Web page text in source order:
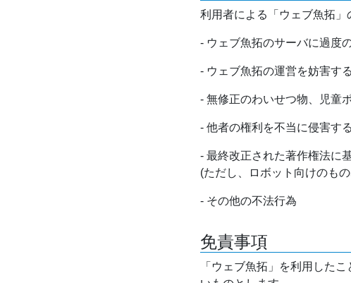
利用者による「ウェブ魚拓」
- ウェブ魚拓のサーバに過度
- ウェブ魚拓の運営を妨害す
- 無修正のわいせつ物、児童
- 他者の権利を不当に侵害す
- 最終改正された著作権法に
(ただし、ロボット向けのも
- その他の不法行為
免責事項
「ウェブ魚拓」を利用した